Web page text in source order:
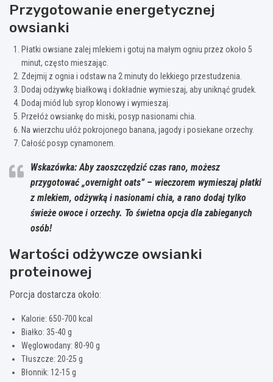
Przygotowanie energetycznej
owsianki
Płatki owsiane zalej mlekiem i gotuj na małym ogniu przez około 5
minut, często mieszając.
Zdejmij z ognia i odstaw na 2 minuty do lekkiego przestudzenia.
Dodaj odżywkę białkową i dokładnie wymieszaj, aby uniknąć grudek.
Dodaj miód lub syrop klonowy i wymieszaj.
Przełóż owsiankę do miski, posyp nasionami chia.
Na wierzchu ułóż pokrojonego banana, jagody i posiekane orzechy.
Całość posyp cynamonem.
Wskazówka: Aby zaoszczędzić czas rano, możesz
przygotować „overnight oats” – wieczorem wymieszaj płatki
z mlekiem, odżywką i nasionami chia, a rano dodaj tylko
świeże owoce i orzechy. To świetna opcja dla zabieganych
osób!
Wartości odżywcze owsianki
proteinowej
Porcja dostarcza około:
Kalorie: 650-700 kcal
Białko: 35-40 g
Węglowodany: 80-90 g
Tłuszcze: 20-25 g
Błonnik: 12-15 g